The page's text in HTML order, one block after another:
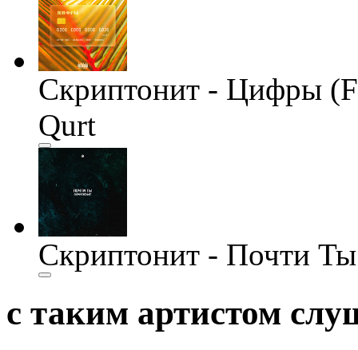
Скриптонит - Цифры
Qurt
Скриптонит - Почти Ты
с таким артистом